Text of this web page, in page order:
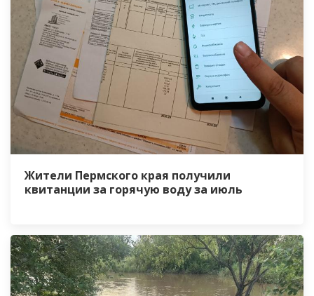
Жители Пермского края получили
квитанции за горячую воду за июль